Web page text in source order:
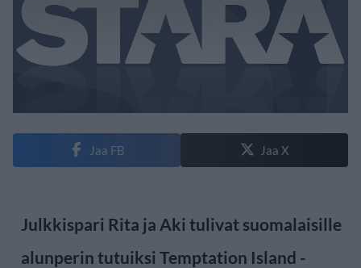
Jaa FB Jaa X
Julkkispari Rita ja Aki tulivat suomalaisille
alunperin tutuiksi Temptation Island -